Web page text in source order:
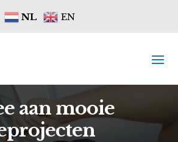
NL EN
aan mooie